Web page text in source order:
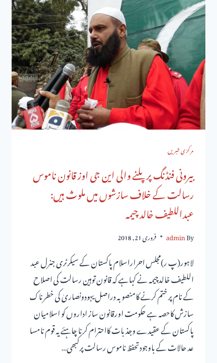
مرکزی خبریں
بیرونی فنڈنگ پر پلنے والی این جی اوز قانون ناموس
رسالت کے خلاف سازشوں میں ملوث ہیں:
عبداللطیف خالد چیمہ
By
admin فروری 21, 2018
لاہور(پ ر)مجلس احراراسلام پاکستان کے سیکرٹری جنرل عبد
اللطیف خالدچیمہ نے کہاہے کہ قانون توہین رسالت کی اصلاح
کے نام پر ختم کرنے کامنصوبہ دراصل یہودونصاریٰ کی خطرناک
سازش کاحصہ ہے حکومت اورقانون ساز اداروں کو اسلامیان
پاکستان کے عقیدے وجذ بات کااحترام کرنا چاہئے یہ قوم نامسا
عد حالات کے باوجودتحفظ ناموس رسالت پرکبھی…